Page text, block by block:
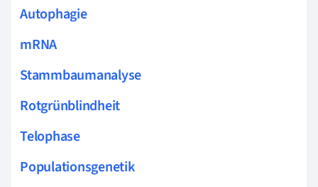
Autophagie
mRNA
Stammbaumanalyse
Rotgrünblindheit
Telophase
Populationsgenetik